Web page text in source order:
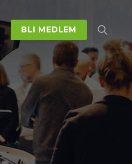
BLI MEDLEM